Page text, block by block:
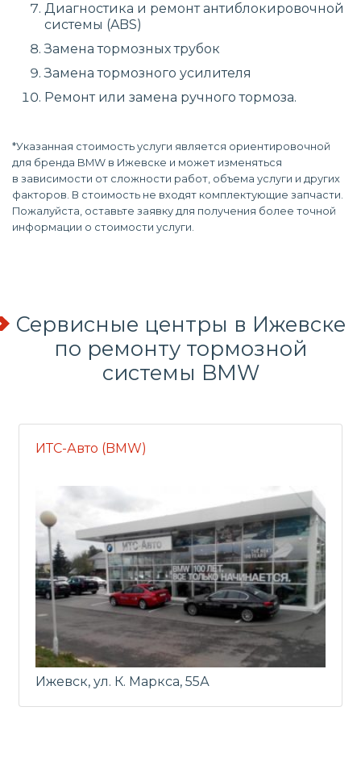
Диагностика и ремонт антиблокировочной
системы (ABS)
Замена тормозных трубок
Замена тормозного усилителя
Ремонт или замена ручного тормоза.
*Указанная стоимость услуги является ориентировочной
для бренда BMW в Ижевске и может изменяться
в зависимости от сложности работ, объема услуги и других
факторов. В стоимость не входят комплектующие запчасти.
Пожалуйста, оставьте заявку для получения более точной
информации о стоимости услуги.
Сервисные центры в Ижевске
по ремонту тормозной
системы BMW
ИТС-Авто (BMW)
Ижевск, ул. К. Маркса, 55А